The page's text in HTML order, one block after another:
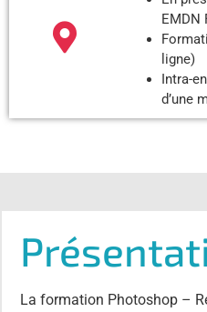
EMDN
ligne)
Intra-
d’une
La formation Photoshop –